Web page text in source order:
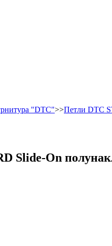
"DTC">>Петли DTC
Slide-On